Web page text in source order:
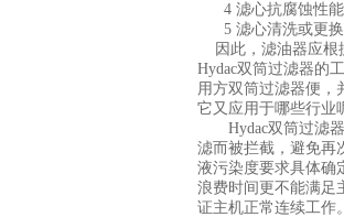
4 滤心抗腐蚀性能
5 滤心清洗或更换
因此，滤油器应根
Hydac双筒过滤器的
用方双筒过滤器便，
它又应用于哪些行业
Hydac双筒过滤器
滤而被拦截，避免再
液污染度要求具体确
浪费时间更不能满足
证主机正常连续工作